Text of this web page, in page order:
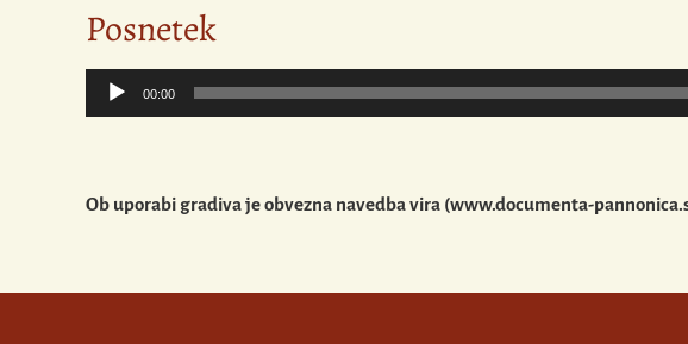
Posnetek
Predvajalnik
zvoka
00:00
Ob uporabi gradiva je obvezna navedba vira (www.documenta-